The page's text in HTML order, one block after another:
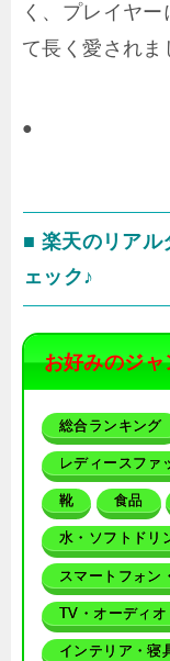
く、プレイヤ
て長く愛されま
●
■ 楽天のリアル
ェック♪
お好みのジ
総合ランキング
レディースファ
靴 食品
水・ソフトドリ
スマートフォン
TV・オーディオ
インテリア・寝